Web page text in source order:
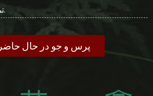
تماس خواهیم گرفت.
پرس و جو در حال حاضر